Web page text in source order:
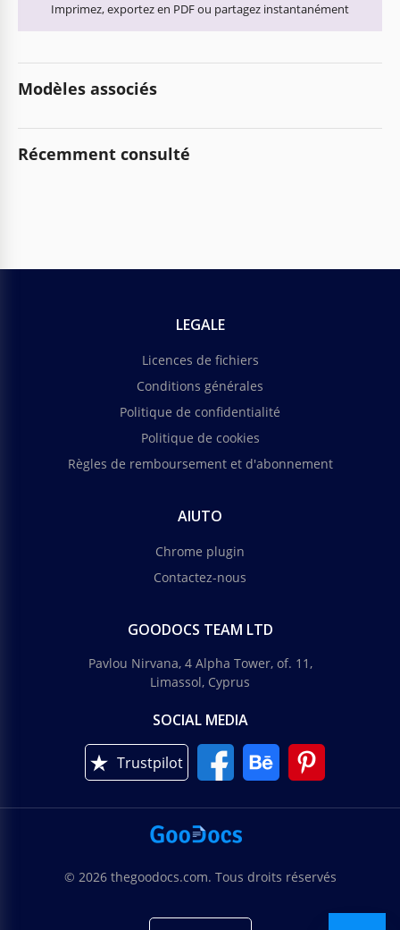
Imprimez, exportez en PDF ou partagez instantanément
Modèles associés
Récemment consulté
LEGALE
Licences de fichiers
Conditions générales
Politique de confidentialité
Politique de cookies
Règles de remboursement et d'abonnement
AIUTO
Chrome plugin
Contactez-nous
GOODOCS TEAM LTD
Pavlou Nirvana, 4 Alpha Tower, of. 11,
Limassol, Cyprus
SOCIAL MEDIA
Trustpilot
© 2026 thegoodocs.com. Tous droits réservés